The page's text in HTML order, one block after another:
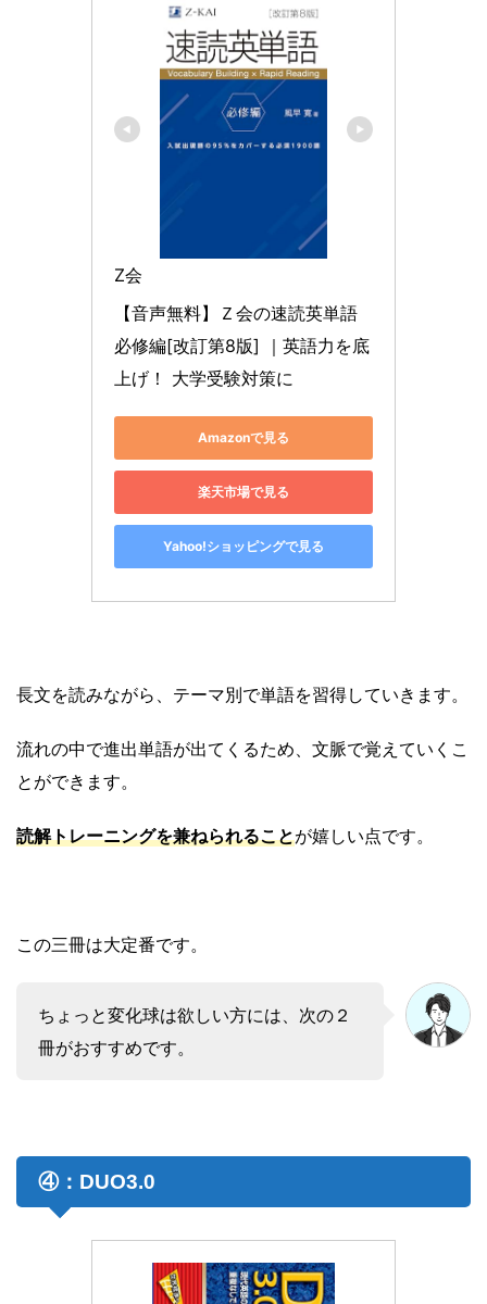
Z会
【音声無料】Ｚ会の速読英単語
必修編[改訂第8版] ｜英語力を底
上げ！ 大学受験対策に
Amazonで見る
楽天市場で見る
Yahoo!ショッピングで見る
長文を読みながら、テーマ別で単語を習得していきます。
流れの中で進出単語が出てくるため、文脈で覚えていくこ
とができます。
読解トレーニングを兼ねられることが嬉しい点です。
この三冊は大定番です。
ちょっと変化球は欲しい方には、次の２
冊がおすすめです。
④：DUO3.0